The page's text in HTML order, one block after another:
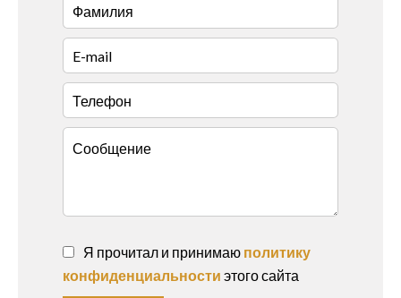
Я прочитал и принимаю политику
конфиденциальности этого сайта